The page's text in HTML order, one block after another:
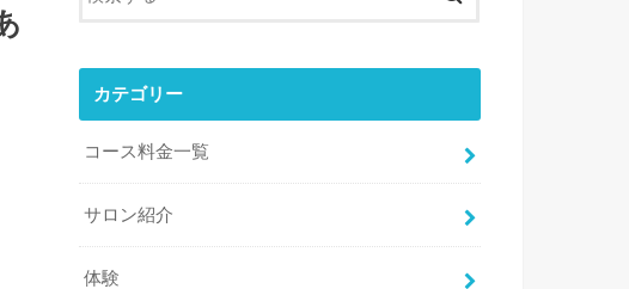
カテゴリー
コース料金一覧
サロン紹介
体験